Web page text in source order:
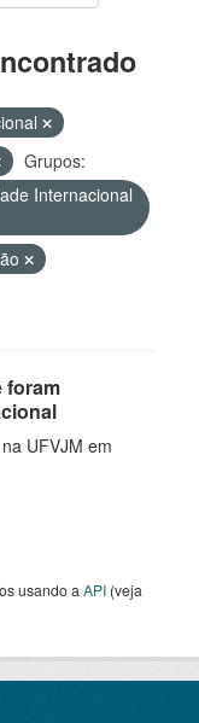
Grupos:
Internacional
foram
UFVJM em
usando a API (veja